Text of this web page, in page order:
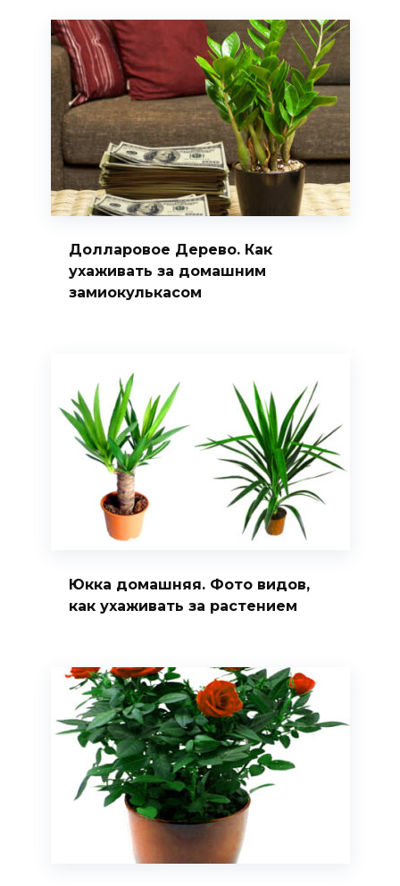
Долларовое Дерево. Как
ухаживать за домашним
замиокулькасом
Юкка домашняя. Фото видов,
как ухаживать за растением